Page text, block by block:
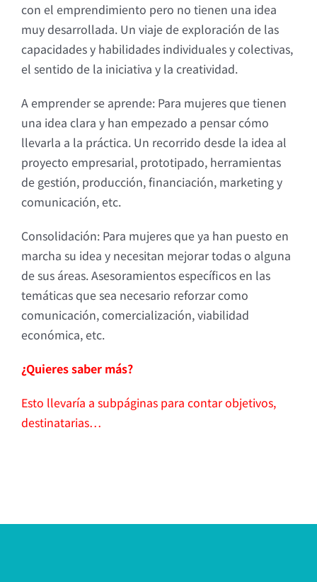
con el emprendimiento pero no tienen una idea
muy desarrollada. Un viaje de exploración de las
capacidades y habilidades individuales y colectivas,
el sentido de la iniciativa y la creatividad.
A emprender se aprende: Para mujeres que tienen
una idea clara y han empezado a pensar cómo
llevarla a la práctica. Un recorrido desde la idea al
proyecto empresarial, prototipado, herramientas
de gestión, producción, financiación, marketing y
comunicación, etc.
Consolidación: Para mujeres que ya han puesto en
marcha su idea y necesitan mejorar todas o alguna
de sus áreas. Asesoramientos específicos en las
temáticas que sea necesario reforzar como
comunicación, comercialización, viabilidad
económica, etc.
¿Quieres saber más?
Esto llevaría a subpáginas para contar objetivos,
destinatarias…